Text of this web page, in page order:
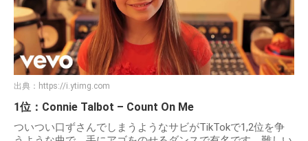
出典： https://i.ytimg.com
1位：Connie Talbot – Count On Me
ついつい口ずさんでしまうようなサビがTikTokで1,2位を争